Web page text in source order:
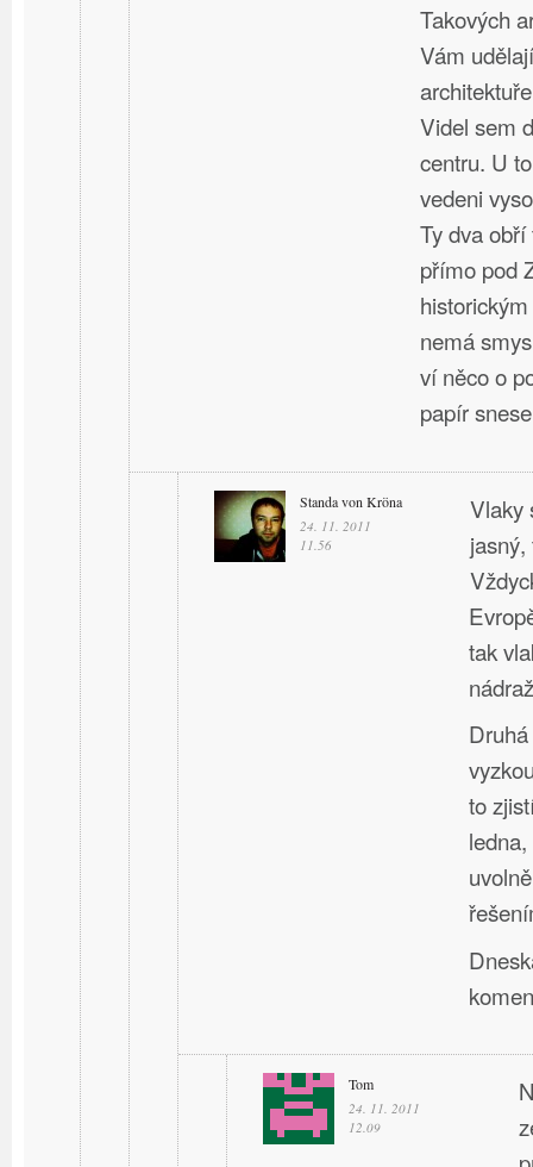
Takových
Vám
Videl sem
centru. U
vedeni
Ty dva
přímo pod
nemá
ví něco o
papír
Standa von Kröna
24. 11. 2011
11.56
Vlaky
tak
to
Tom
24. 11. 2011
12.09